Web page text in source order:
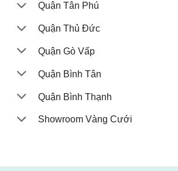
Quận Tân Phú
Quận Thủ Đức
Quận Gò Vấp
Quận Bình Tân
Quận Bình Thạnh
Showroom Vàng Cưới